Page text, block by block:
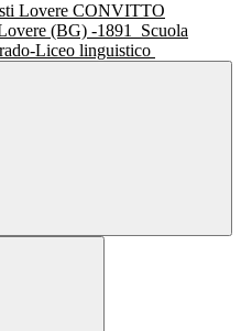
CONVITTO
(BG) -1891
Scuola
Liceo linguistico